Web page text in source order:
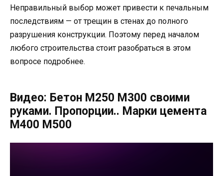
Неправильный выбор может привести к печальным
последствиям — от трещин в стенах до полного
разрушения конструкции. Поэтому перед началом
любого строительства стоит разобраться в этом
вопросе подробнее.
Видео: Бетон М250 М300 своими
руками. Пропорции.. Марки цемента
М400 М500